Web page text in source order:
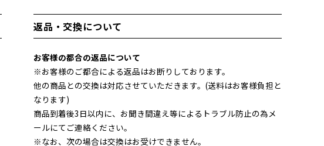
返品・交換について
お客様の都合の返品について
※お客様のご都合による返品はお断りしております。
他の商品との交換は対応させていただきます。(送料はお客様負担と
なります)
商品到着後3日以内に、お聞き間違え等によるトラブル防止の為メ
ールにてご連絡ください。
※なお、次の場合は交換はお受けできません。